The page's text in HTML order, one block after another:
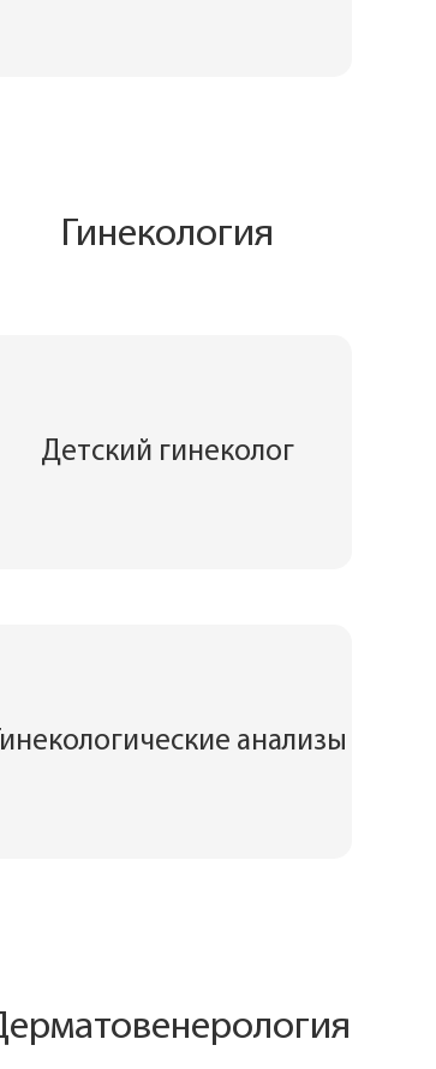
Гинекология
Гинекологические анализы
Детский гинеколог